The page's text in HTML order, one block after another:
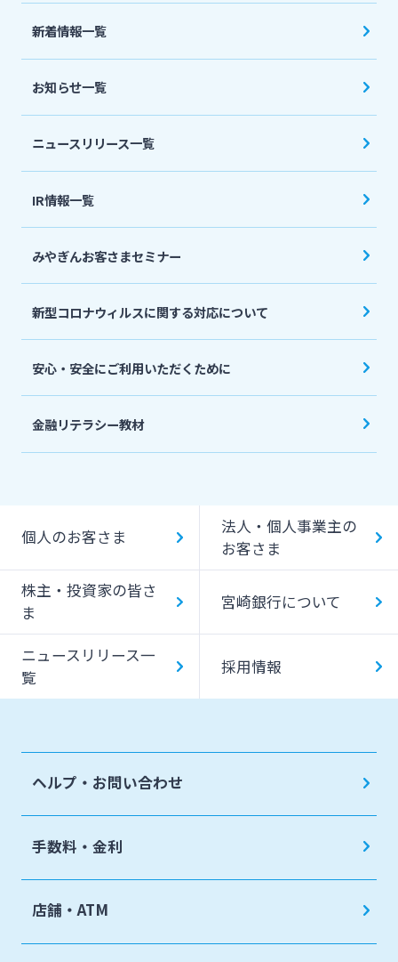
法人・個人事業主のお客さま
宮崎銀行について
ニュースリリース一覧
採用情報
お問い合わせ先一覧
新着情報一覧
お知らせ一覧
ニュースリリース一覧
IR情報一覧
みやぎんお客さまセミナー
新型コロナウィルスに関する対応について
安心・安全にご利用いただくために
金融リテラシー教材
個人のお客さま
法人・個人事業主の
お客さま
株主・投資家の皆さ
ま
宮崎銀行について
ニュースリリース一
覧
採用情報
ヘルプ・お問い合わせ
手数料・金利
店舗・ATM